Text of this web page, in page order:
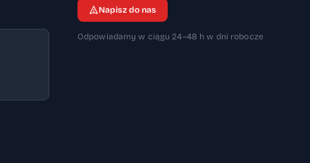
Napisz do nas
Odpowiadamy w ciągu 24–48 h w dni robocze